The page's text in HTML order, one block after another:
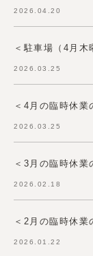
2026.04.20
＜駐車場（4月木
2026.03.25
＜4月の臨時休業
2026.03.25
＜3月の臨時休業
2026.02.18
＜2月の臨時休業
2026.01.22